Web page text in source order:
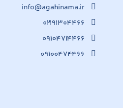
info@agahinama.ir
۰۲۱۹۱۳۰۴۴۶۶
۰۹۱۰۴۷۱۴۴۶۶
۰۹۱۰۰۴۷۴۴۶۶